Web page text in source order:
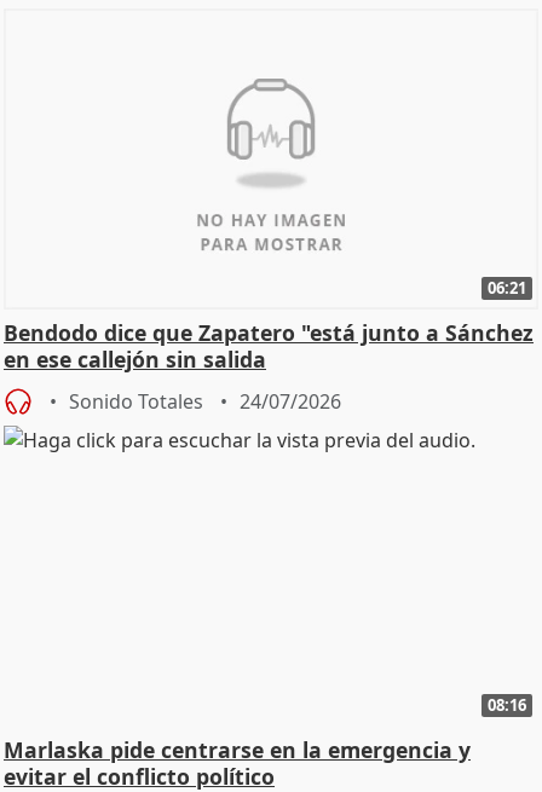
06:21
Bendodo dice que Zapatero "está junto a Sánchez
en ese callejón sin salida
Sonido Totales 24/07/2026
08:16
Marlaska pide centrarse en la emergencia y
evitar el conflicto político